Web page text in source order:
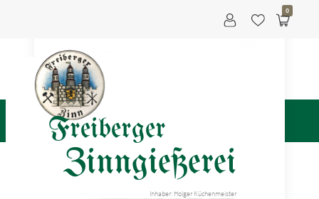
Freiberger
Zinngießerei
Inhaber: Holger Küchenmeister
0